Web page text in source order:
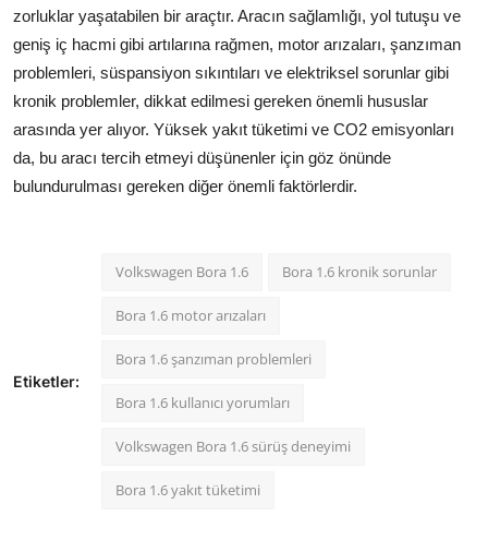
zorluklar yaşatabilen bir araçtır. Aracın sağlamlığı, yol tutuşu ve
geniş iç hacmi gibi artılarına rağmen, motor arızaları, şanzıman
problemleri, süspansiyon sıkıntıları ve elektriksel sorunlar gibi
kronik problemler, dikkat edilmesi gereken önemli hususlar
arasında yer alıyor. Yüksek yakıt tüketimi ve CO2 emisyonları
da, bu aracı tercih etmeyi düşünenler için göz önünde
bulundurulması gereken diğer önemli faktörlerdir.
Etiketler:
Volkswagen Bora 1.6 Bora 1.6 kronik sorunlar
Bora 1.6 motor arızaları
Bora 1.6 şanzıman problemleri
Bora 1.6 kullanıcı yorumları
Volkswagen Bora 1.6 sürüş deneyimi
Bora 1.6 yakıt tüketimi